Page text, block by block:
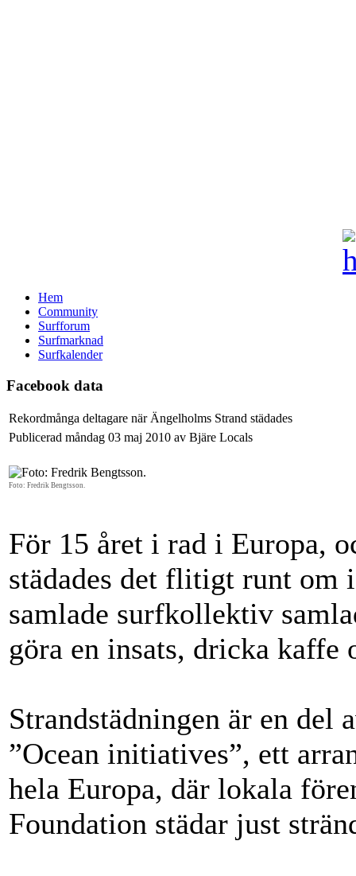
Hem
Community
Surfforum
Surfmarknad
Surfkalender
Facebook data
Rekordmånga deltagare när Ängelholms Strand städades
Publicerad måndag 03 maj 2010 av Bjäre Locals
Foto: Fredrik Bengtsson.
För 15 året i rad i Europa,
städades det flitigt runt om
samlade surfkollektiv
göra en insats, dricka kaffe
Strandstädningen är en del
”Ocean initiatives”, ett
hela Europa, där lokala
Foundation städar just